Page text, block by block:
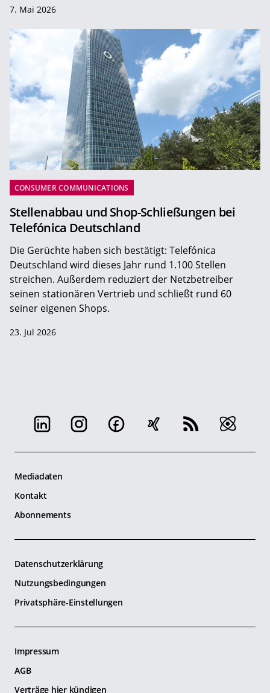
7. Mai 2026
CONSUMER COMMUNICATIONS
Stellenabbau und Shop-Schließungen bei
Telefónica Deutschland
Die Gerüchte haben sich bestätigt: Telefónica
Deutschland wird dieses Jahr rund 1.100 Stellen
streichen. Außerdem reduziert der Netzbetreiber
seinen stationären Vertrieb und schließt rund 60
seiner eigenen Shops.
23. Jul 2026
Mediadaten
Kontakt
Abonnements
Datenschutzerklärung
Nutzungsbedingungen
Privatsphäre-Einstellungen
Impressum
AGB
Verträge hier kündigen